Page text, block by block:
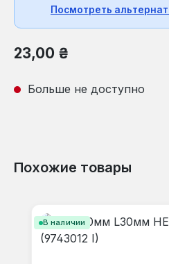
Посмотреть
Обычная цена:
23,00 ₴
Больше не доступно
Похожие товары
В наличии